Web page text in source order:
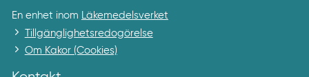
En enhet inom Läkemedelsverket
Tillgänglighetsredogörelse
Om Kakor (Cookies)